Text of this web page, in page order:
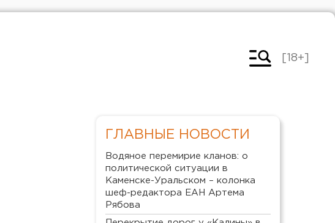
[18+]
ГЛАВНЫЕ НОВОСТИ
Водяное перемирие кланов: о
политической ситуации в
Каменске-Уральском – колонка
шеф-редактора ЕАН Артема
Рябова